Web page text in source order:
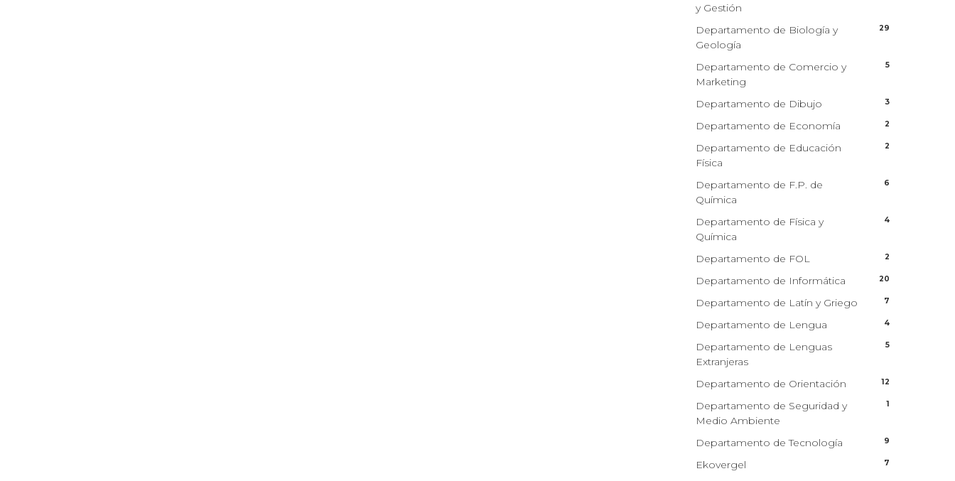
y Gestión
Departamento de Biología y
Geología
29
Departamento de Comercio y
Marketing
5
Departamento de Dibujo 3
Departamento de Economía 2
Departamento de Educación
Física
2
Departamento de F.P. de
Química
6
Departamento de Física y
Química
4
Departamento de FOL 2
Departamento de Informática 20
Departamento de Latín y Griego 7
Departamento de Lengua 4
Departamento de Lenguas
Extranjeras
5
Departamento de Orientación 12
Departamento de Seguridad y
Medio Ambiente
1
Departamento de Tecnología 9
Ekovergel 7